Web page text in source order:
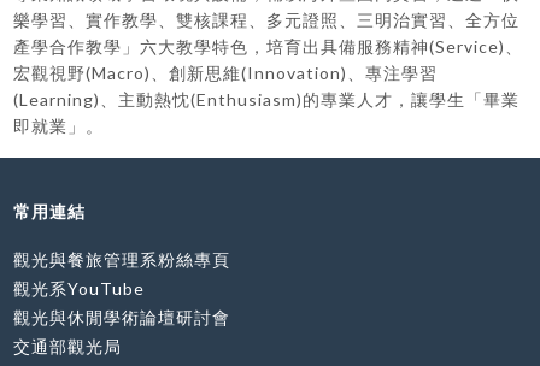
樂學習、實作教學、雙核課程、多元證照、三明治實習、全方位
產學合作教學」六大教學特色，培育出具備服務精神(Service)、
宏觀視野(Macro)、創新思維(Innovation)、專注學習
(Learning)、主動熱忱(Enthusiasm)的專業人才，讓學生「畢業
即就業」。
常用連結
觀光與餐旅管理系粉絲專頁
觀光系YouTube
觀光與休閒學術論壇研討會
交通部觀光局